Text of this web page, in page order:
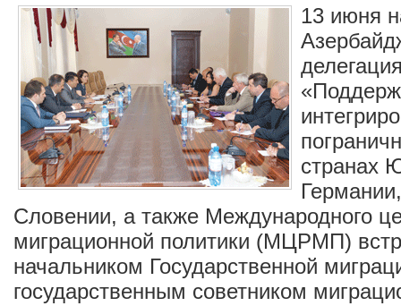
13 июня
странах
Словении, а также Международного
миграционной политики (МЦРМП)
начальником Государственной
государственным советником